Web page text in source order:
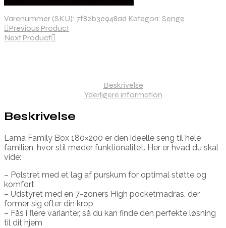
Varenummer (SKU): 7f82b3e948ad Kategori: Senge
Previous Product
Next Product
Beskrivelse
Yderligere information
Beskrivelse
Lama Family Box 180×200 er den ideelle seng til hele
familien, hvor stil møder funktionalitet. Her er hvad du skal
vide:
– Polstret med et lag af purskum for optimal støtte og
komfort
– Udstyret med en 7-zoners High pocketmadras, der
former sig efter din krop
– Fås i flere varianter, så du kan finde den perfekte løsning
til dit hjem